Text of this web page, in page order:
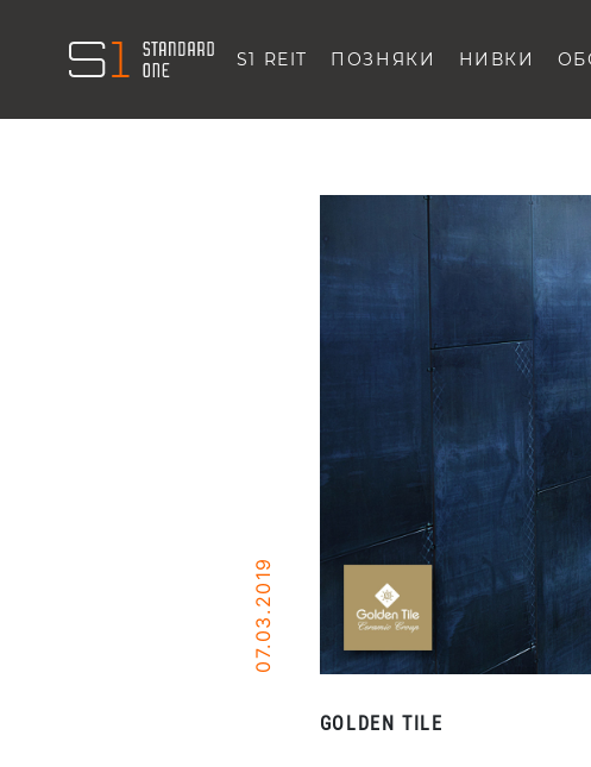
S1 REIT ПОЗНЯКИ НИВКИ
07.03.2019
GOLDEN TILE